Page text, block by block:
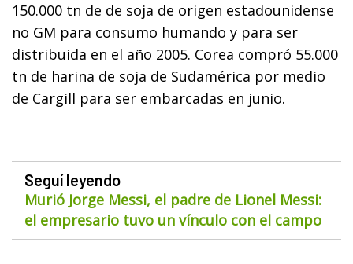
150.000 tn de de soja de origen estadounidense
no GM para consumo humando y para ser
distribuida en el año 2005. Corea compró 55.000
tn de harina de soja de Sudamérica por medio
de Cargill para ser embarcadas en junio.
Seguí leyendo
Murió Jorge Messi, el padre de Lionel Messi:
el empresario tuvo un vínculo con el campo